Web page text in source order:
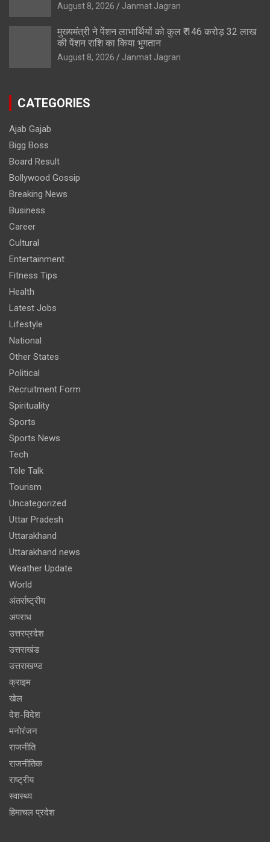
August 8, 2026 Janmat Jagran
मुख्यमंत्री ने पेंशन लाभार्थियों को कुल ₹ 146 करोड़ 32 लाख
की पेंशन राशि का किया भुगतान
August 8, 2026 Janmat Jagran
CATEGORIES
Ajab Gajab
Bigg Boss
Board Result
Bollywood Gossip
Breaking News
Business
Career
Cultural
Entertainment
Fitness Tips
Health
Latest Jobs
Lifestyle
National
Other States
Political
Recruitment Form
Spirituality
Sports
Sports News
Tech
Tele Talk
Tourism
Uncategorized
Uttar Pradesh
Uttarakhand
Uttarakhand news
Weather Update
World
अंतर्राष्ट्रीय
अपराध
उत्तरप्रदेश
उत्तराखंड
उत्तराखण्ड
क्राइम
खेल
देश-विदेश
मनोरंजन
राजनीति
राजनीतिक
राष्ट्रीय
स्वास्थ्य
हिमाचल प्रदेश